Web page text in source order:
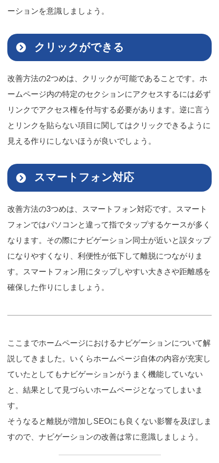
ーションを意識しましょう。
クリックができる
改善方法の2つめは、クリックが可能であることです。ホ
ームページ内の特定のセクションにアクセスするには必ず
リンクでアクセス権を付与する必要があります。逆に言う
とリンクを貼らない項目に関してはクリックできるように
見える作りにしないほうが良いでしょう。
スマートフォン対応
改善方法の3つめは、スマートフォン対応です。スマート
フォンではパソコンと違って指でタップするケースが多く
なります。その際にナビゲーション同士が近いと誤タップ
になりやすくなり、利便性が低下して離脱につながりま
す。スマートフォン用にタップしやすい大きさや距離感を
確保した作りにしましょう。
ここまでホームページにおけるナビゲーションについて解
説してきました。いくらホームページ自体の内容が充実し
ていたとしてもナビゲーションがうまく機能していない
と、結果として見づらいホームページとなってしまいま
す。
そうなると離脱が増加しSEOにも良くない影響を及ぼしま
すので、ナビゲーションの改善は常に意識しましょう。